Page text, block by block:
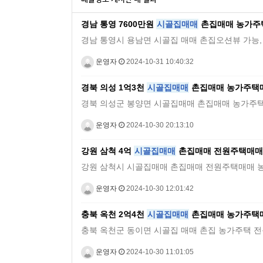
경남 통영 7600만원 시골집매매 촌집매매 농가
경남 통영시 용남면 시골집 매매 촌집오션뷰 가
운영자 2024-10-31 10:40:32
경북 의성 1억3천 시골집매매 촌집매매 농가주택
경북 의성군 봉양면 시골집매매 촌집매매 농가
운영자 2024-10-30 20:13:10
강원 삼척 4억 시골집매매 촌집매매 전원주택매
강원 삼척시 시골집매매 촌집매매 전원주택매매
운영자 2024-10-30 12:01:42
충북 옥천 2억4천 시골집매매 촌집매매 농가주택
충북 옥천군 동이면 시골집 매매 촌집 농가주택
운영자 2024-10-30 11:01:05